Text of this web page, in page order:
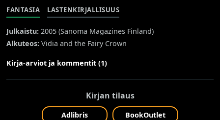
FANTASIA LASTENKIRJALLISUUS
Julkaistu: 2005 (Sanoma Magazines Finland)
Alkuteos: Vidia and the Fairy Crown
Kirja-arviot ja kommentit (1)
Kirjan tilaus
Adlibris BookOutlet